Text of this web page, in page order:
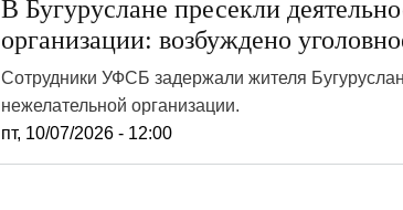
В Бугуруслане пресекли
организации: возбуждено
Сотрудники УФСБ задержали жителя
нежелательной организации.
пт, 10/07/2026 - 12:00